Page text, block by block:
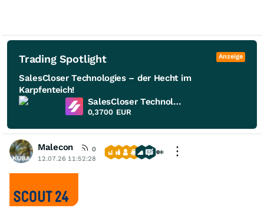
Trading Spotlight Anzeige
SalesCloser Technologies – der Hecht im
Karpfenteich!
SalesCloser Technologies
0,3700 EUR
Malecon
0
12.07.26 11:52:28